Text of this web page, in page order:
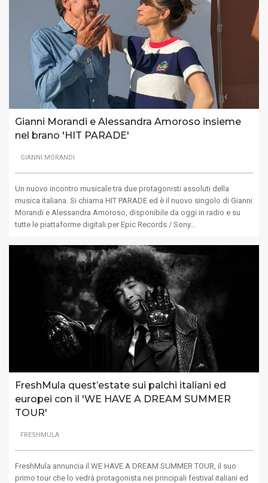
Gianni Morandi e Alessandra Amoroso insieme
nel brano 'HIT PARADE'
GIANNI MORANDI
Un nuovo incontro musicale tra due protagonisti assoluti della
musica italiana. Si chiama HIT PARADE ed è il nuovo singolo di Gianni
Morandi e Alessandra Amoroso, disponibile da oggi in radio e su
tutte le piattaforme digitali per Epic Records / Sony…
FreshMula quest’estate sui palchi italiani ed
europei con il 'WE HAVE A DREAM SUMMER
TOUR'
FRESHMULA
FreshMula annuncia il WE HAVE A DREAM SUMMER TOUR, il suo
primo tour che lo vedrà protagonista nei principali festival italiani ed